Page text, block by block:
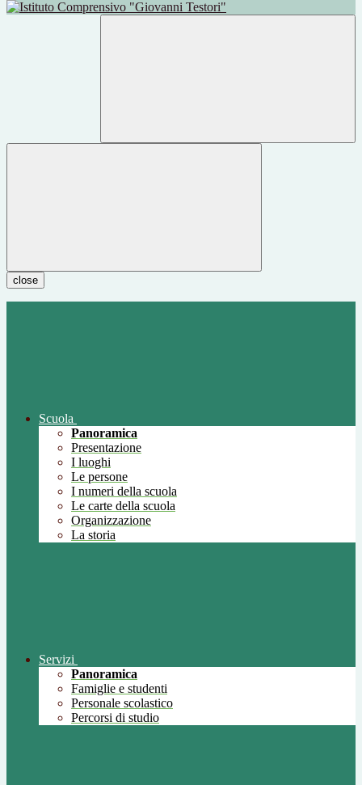
close
Scuola
Panoramica
Presentazione
I luoghi
Le persone
I numeri della scuola
Le carte della scuola
Organizzazione
La storia
Servizi
Panoramica
Famiglie e studenti
Personale scolastico
Percorsi di studio